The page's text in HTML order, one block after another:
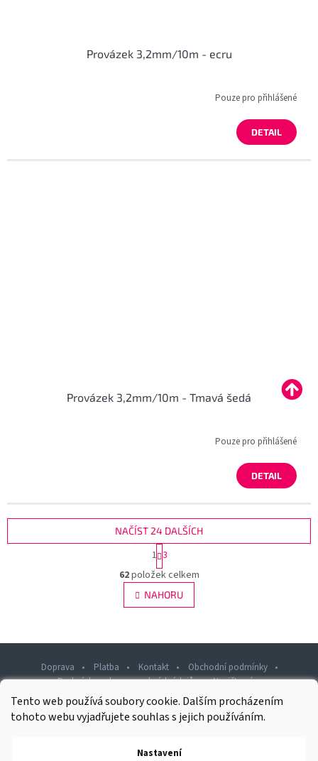
Tento web používá soubory cookie. Dalším procházením
tohoto webu vyjadřujete souhlas s jejich používáním.
Nastavení
Provázek 3,2mm/10m - ecru
Pouze pro přihlášené
DETAIL
Provázek 3,2mm/10m - Tmavá šedá
Pouze pro přihlášené
DETAIL
O
v
l
á
í
p
v
k
ý
NAČÍST 24 DALŠÍCH
S
t
r
á
n
k
á
í
1 3
62položek celkem
NAHORU
Doprava Platba Kontakt
Obchodní podmínky
Podmínky ochrany osobních údajů
Napište nám
Rawashop.cz. Všechna práva vyhrazena.